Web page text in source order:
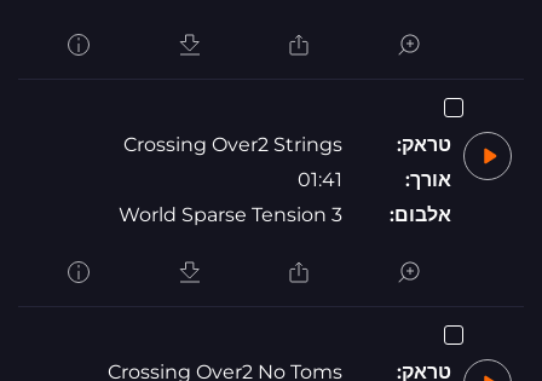
טראק:
Crossing Over2 Strings
אורך:
01:41
אלבום:
World Sparse Tension 3
טראק:
Crossing Over2 No Toms